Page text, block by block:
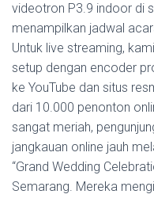
videotron P3.9 indoor di
menampilkan jadwal
Untuk live streaming,
setup dengan encoder
ke YouTube dan situs
dari 10.000 penonton
sangat meriah,
jangkauan online jauh
“Grand Wedding
Semarang. Mereka